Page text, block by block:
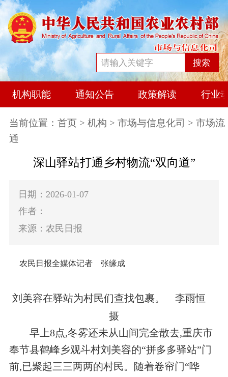
搜索
机构职能 通知公告 政策解读 行业
当前位置： 首页 > 机构 > 市场与信息化司 > 市场流
通
深山驿站打通乡村物流“双向道”
日期：2026-01-07
作者：
来源：农民日报
农民日报全媒体记者 张缘成
刘美容在驿站为村民们查找包裹。 李雨恒
摄
早上8点,冬雾还未从山间完全散去,重庆市
奉节县鹤峰乡观斗村刘美容的“拼多多驿站”门
前,已聚起三三两两的村民。随着卷帘门“哗